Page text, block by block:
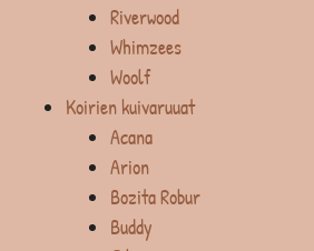
Riverwood
Whimzees
Woolf
Koirien kuivaruuat
Acana
Arion
Bozita Robur
Buddy